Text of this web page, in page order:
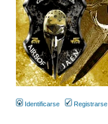
Identificarse Registrarse